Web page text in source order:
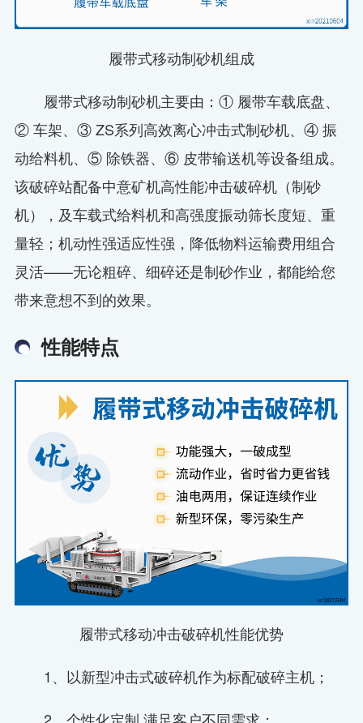
履带式移动制砂机组成
履带式移动制砂机主要由：① 履带车载底盘、
② 车架、③ ZS系列高效离心冲击式制砂机、④ 振
动给料机、⑤ 除铁器、⑥ 皮带输送机等设备组成。
该破碎站配备中意矿机高性能冲击破碎机（制砂
机），及车载式给料机和高强度振动筛长度短、重
量轻；机动性强适应性强，降低物料运输费用组合
灵活——无论粗碎、细碎还是制砂作业，都能给您
带来意想不到的效果。
性能特点
履带式移动冲击破碎机性能优势
1、以新型冲击式破碎机作为标配破碎主机；